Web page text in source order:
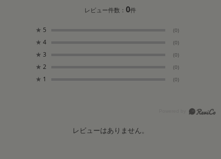
レビュー件数：0件
★ 5 (0)
★ 4 (0)
★ 3 (0)
★ 2 (0)
★ 1 (0)
レビューはありません。